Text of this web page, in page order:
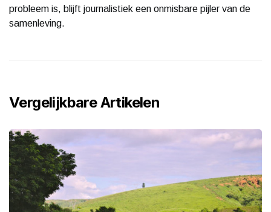
probleem is, blijft journalistiek een onmisbare pijler van de
samenleving.
Vergelijkbare Artikelen